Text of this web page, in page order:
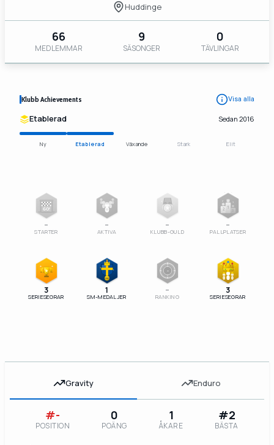
Gravity Enduro
#-
POSITION
0
POÄNG
1
ÅKARE
#2
BÄSTA
Huddinge
66
MEDLEMMAR
9
SÄSONGER
0
TÄVLINGAR
Klubb Achievements Visa alla
Etablerad Sedan 2016
Ny Etablerad Växande Stark Elit
GO!
–
STARTER
–
AKTIVA
–
KLUBB-GULD
2 1
3
–
PALLPLATSER
3
SERIESEGRAR
SM
1
SM-MEDALJER
–
–
RANKING
3
SERIESEGRAR